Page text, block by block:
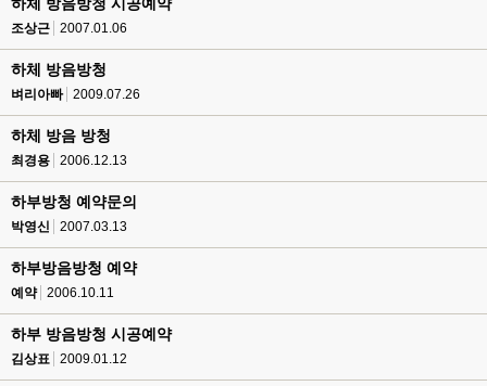
조상근 2007.01.06
하체 방음방청
벼리아빠 2009.07.26
하체 방음 방청
최경용 2006.12.13
하부방청 예약문의
박영신 2007.03.13
하부방음방청 예약
예약 2006.10.11
하부 방음방청 시공예약
김상표 2009.01.12